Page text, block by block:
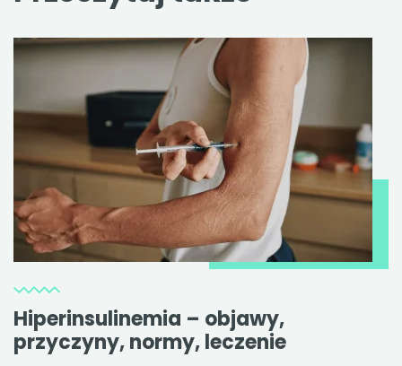
Hiperinsulinemia – objawy,
przyczyny, normy, leczenie